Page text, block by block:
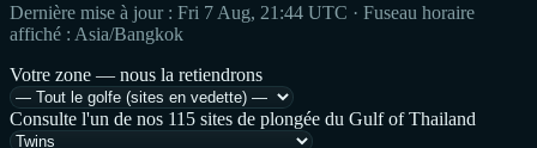
Dernière mise à jour : Fri 7 Aug, 21:44 UTC · Fuseau horaire
affiché : Asia/Bangkok
Votre zone — nous la retiendrons
Consulte l'un de nos 115 sites de plongée du Gulf of Thailand